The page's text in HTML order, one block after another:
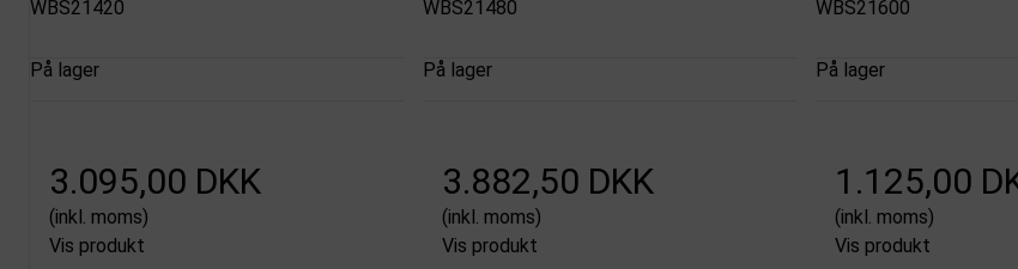
WBS21420
På lager
3.095,00 DKK
(inkl. moms)
Vis produkt
WBS21480
På lager
3.882,50 DKK
(inkl. moms)
Vis produkt
WBS21600
På lager
1.125,00
(inkl. moms)
Vis produkt